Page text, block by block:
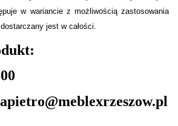
w wariancie z możliwością zastosowania
jest w całości.